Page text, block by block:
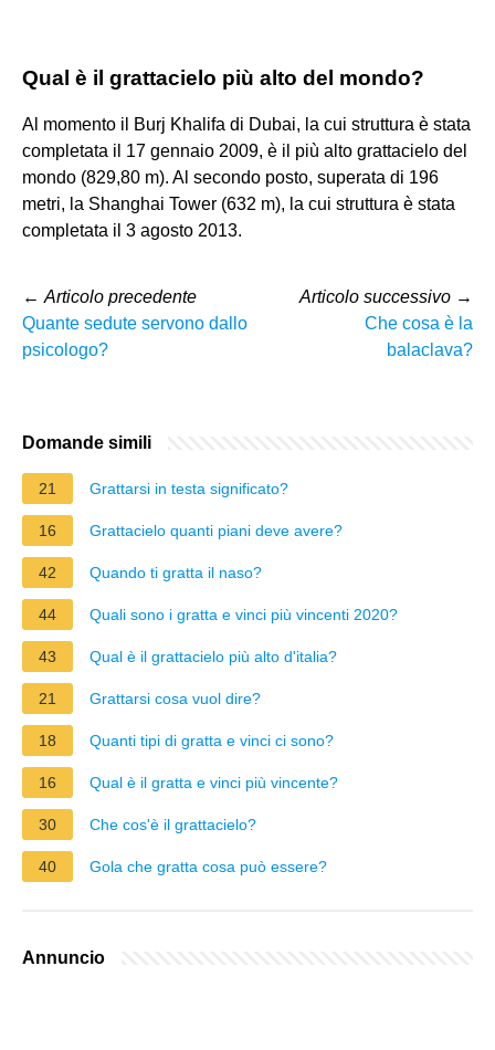
Qual è il grattacielo più alto del mondo?
Al momento il Burj Khalifa di Dubai, la cui struttura è stata
completata il 17 gennaio 2009, è il più alto grattacielo del
mondo (829,80 m). Al secondo posto, superata di 196
metri, la Shanghai Tower (632 m), la cui struttura è stata
completata il 3 agosto 2013.
← Articolo precedente
Quante sedute servono dallo
psicologo?
Articolo successivo →
Che cosa è la
balaclava?
Domande simili
21 Grattarsi in testa significato?
16 Grattacielo quanti piani deve avere?
42 Quando ti gratta il naso?
44 Quali sono i gratta e vinci più vincenti 2020?
43 Qual è il grattacielo più alto d'italia?
21 Grattarsi cosa vuol dire?
18 Quanti tipi di gratta e vinci ci sono?
16 Qual è il gratta e vinci più vincente?
30 Che cos'è il grattacielo?
40 Gola che gratta cosa può essere?
Annuncio